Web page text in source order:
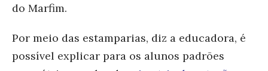
do Marfim.
Por meio das estamparias, diz a educadora, é
possível explicar para os alunos padrões